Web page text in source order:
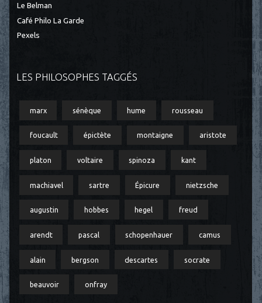
Le Belman
Café Philo La Garde
Pexels
LES PHILOSOPHES TAGGÉS
marx sénèque hume rousseau
foucault épictète montaigne aristote
platon voltaire spinoza kant
machiavel sartre Épicure nietzsche
augustin hobbes hegel freud
arendt pascal schopenhauer camus
alain bergson descartes socrate
beauvoir onfray